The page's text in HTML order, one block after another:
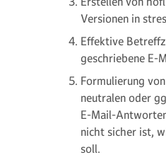
Versionen in
Effektive
geschriebene E-
Formulierung
neutralen oder
E-Mail-
nicht sicher ist,
soll.